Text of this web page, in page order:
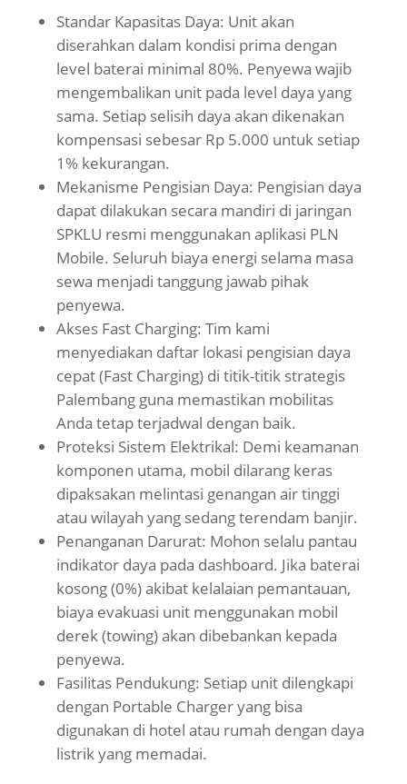
Standar Kapasitas Daya: Unit akan
diserahkan dalam kondisi prima dengan
level baterai minimal 80%. Penyewa wajib
mengembalikan unit pada level daya yang
sama. Setiap selisih daya akan dikenakan
kompensasi sebesar Rp 5.000 untuk setiap
1% kekurangan.
Mekanisme Pengisian Daya: Pengisian daya
dapat dilakukan secara mandiri di jaringan
SPKLU resmi menggunakan aplikasi PLN
Mobile. Seluruh biaya energi selama masa
sewa menjadi tanggung jawab pihak
penyewa.
Akses Fast Charging: Tim kami
menyediakan daftar lokasi pengisian daya
cepat (Fast Charging) di titik-titik strategis
Palembang guna memastikan mobilitas
Anda tetap terjadwal dengan baik.
Proteksi Sistem Elektrikal: Demi keamanan
komponen utama, mobil dilarang keras
dipaksakan melintasi genangan air tinggi
atau wilayah yang sedang terendam banjir.
Penanganan Darurat: Mohon selalu pantau
indikator daya pada dashboard. Jika baterai
kosong (0%) akibat kelalaian pemantauan,
biaya evakuasi unit menggunakan mobil
derek (towing) akan dibebankan kepada
penyewa.
Fasilitas Pendukung: Setiap unit dilengkapi
dengan Portable Charger yang bisa
digunakan di hotel atau rumah dengan daya
listrik yang memadai.